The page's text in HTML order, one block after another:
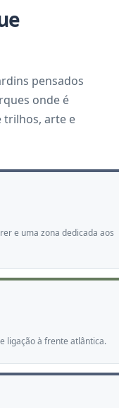
pensados
onde é
trilhos, arte e
e uma zona dedicada aos
ligação à frente atlântica.